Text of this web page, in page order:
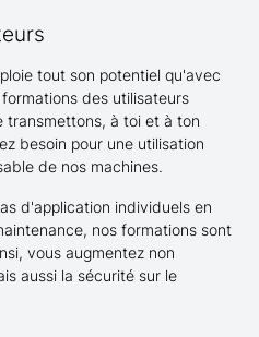
tout son potentiel qu'avec
des utilisateurs
transmettons, à toi et à ton
besoin pour une utilisation
de nos machines.
d'application individuels en
nos formations sont
vous augmentez non
aussi la sécurité sur le